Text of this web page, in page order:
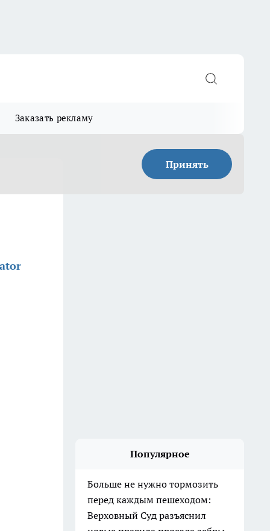
Заказать рекламу
Принять
Популярное
Больше не нужно тормозить
перед каждым пешеходом:
Верховный Суд разъяснил